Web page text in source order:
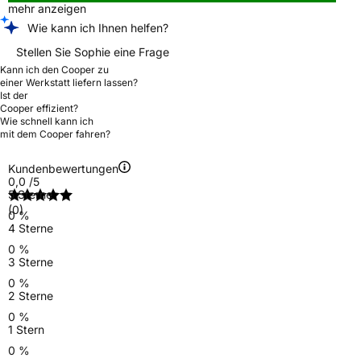
mehr anzeigen
Wie kann ich Ihnen helfen?
Stellen Sie Sophie eine Frage
Kann ich den Cooper zu
einer Werkstatt liefern lassen?
Ist der
Cooper effizient?
Wie schnell kann ich
mit dem Cooper fahren?
Kundenbewertungen
0,0 /5
(0)
5 Sterne
0 %
4 Sterne
0 %
3 Sterne
0 %
2 Sterne
0 %
1 Stern
0 %